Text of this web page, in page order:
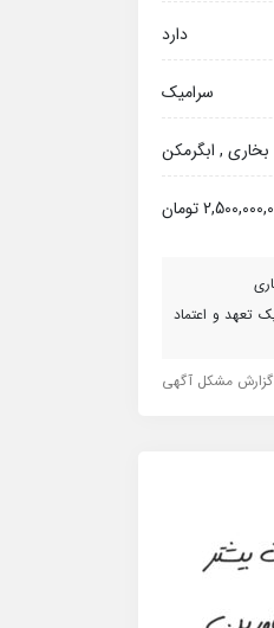
دارد
سرامیک
بخاری , ابگرمکن
تومان
تعهد و اعتماد
گزارش مشکل آگهی